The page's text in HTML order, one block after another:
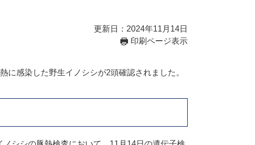
更新日：2024年11月14日
印刷ページ表示
感染した野生イノシシが2頭確認されました。